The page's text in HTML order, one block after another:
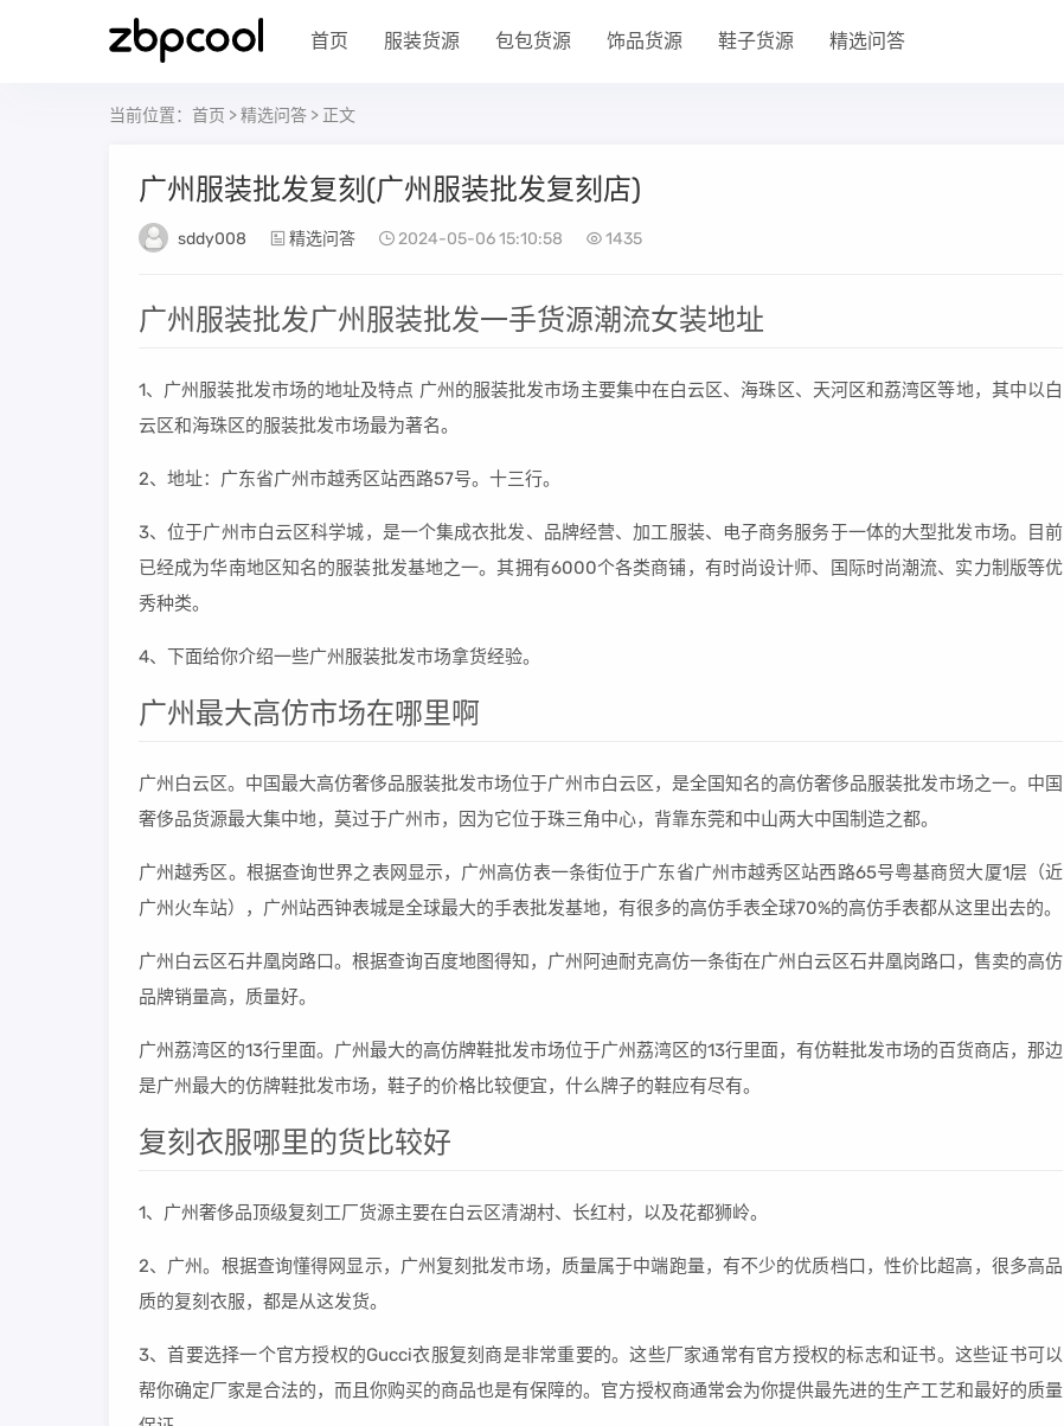
首页 服装货源 包包货源 饰品货源 鞋子货源 精选问答
当前位置： 首页 >精选问答 > 正文
广州服装批发复刻(广州服装批发复刻店)
sddy008 精选问答 2024-05-06 15:10:58 1435
广州服装批发广州服装批发一手货源潮流女装地址
1、广州服装批发市场的地址及特点 广州的服装批发市场主要集中在白云区、海珠区、天河区和荔湾区等地，其中以白
云区和海珠区的服装批发市场最为著名。
2、地址：广东省广州市越秀区站西路57号。十三行。
3、位于广州市白云区科学城，是一个集成衣批发、品牌经营、加工服装、电子商务服务于一体的大型批发市场。目前
已经成为华南地区知名的服装批发基地之一。其拥有6000个各类商铺，有时尚设计师、国际时尚潮流、实力制版等优
秀种类。
4、下面给你介绍一些广州服装批发市场拿货经验。
广州最大高仿市场在哪里啊
广州白云区。中国最大高仿奢侈品服装批发市场位于广州市白云区，是全国知名的高仿奢侈品服装批发市场之一。中国
奢侈品货源最大集中地，莫过于广州市，因为它位于珠三角中心，背靠东莞和中山两大中国制造之都。
广州越秀区。根据查询世界之表网显示，广州高仿表一条街位于广东省广州市越秀区站西路65号粤基商贸大厦1层（近
广州火车站），广州站西钟表城是全球最大的手表批发基地，有很多的高仿手表全球70%的高仿手表都从这里出去的。
广州白云区石井凰岗路口。根据查询百度地图得知，广州阿迪耐克高仿一条街在广州白云区石井凰岗路口，售卖的高仿
品牌销量高，质量好。
广州荔湾区的13行里面。广州最大的高仿牌鞋批发市场位于广州荔湾区的13行里面，有仿鞋批发市场的百货商店，那边
是广州最大的仿牌鞋批发市场，鞋子的价格比较便宜，什么牌子的鞋应有尽有。
复刻衣服哪里的货比较好
1、广州奢侈品顶级复刻工厂货源主要在白云区清湖村、长红村，以及花都狮岭。
2、广州。根据查询懂得网显示，广州复刻批发市场，质量属于中端跑量，有不少的优质档口，性价比超高，很多高品
质的复刻衣服，都是从这发货。
3、首要选择一个官方授权的Gucci衣服复刻商是非常重要的。这些厂家通常有官方授权的标志和证书。这些证书可以
帮你确定厂家是合法的，而且你购买的商品也是有保障的。官方授权商通常会为你提供最先进的生产工艺和最好的质量